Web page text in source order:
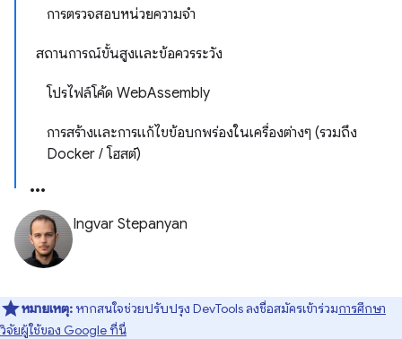
การตรวจสอบหน่วยความจำ
สถานการณ์ขั้นสูงและข้อควรระวัง
โปรไฟล์โค้ด WebAssembly
การสร้างและการแก้ไขข้อบกพร่องในเครื่องต่างๆ (รวมถึง
Docker / โฮสต์)
Ingvar Stepanyan
หมายเหตุ: หากสนใจช่วยปรับปรุง DevTools ลงชื่อสมัครเข้าร่วมการศึกษา
วิจัยผู้ใช้ของ Google ที่นี่